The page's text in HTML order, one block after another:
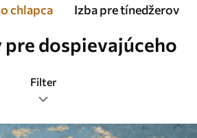
chlapca Izba pre tínedžerov
dospievajúceho
Filter
Značky